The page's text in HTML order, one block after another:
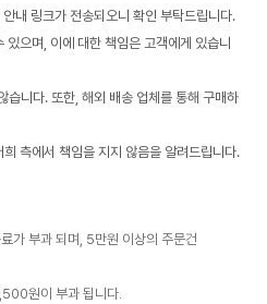
내 링크가 전송되오니 확인 부탁드립니다.
으며, 이에 대한 책임은 고객에게 있습니
습니다. 또한, 해외 배송 업체를 통해 구매하
측에서 책임을 지지 않음을 알려드립니다.
가 부과 되며, 5만원 이상의 주문건
원이 부과 됩니다.